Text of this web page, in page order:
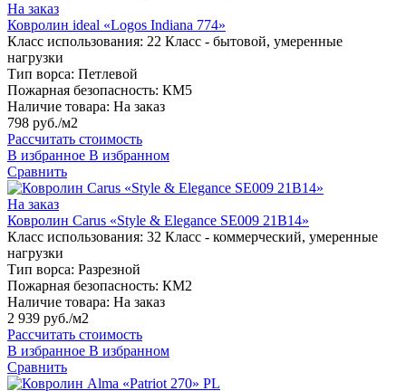
На заказ
Ковролин ideal «Logos Indiana 774»
Класс использования: 22 Класс - бытовой, умеренные
нагрузки
Тип ворса: Петлевой
Пожарная безопасность: КМ5
Наличие товара: На заказ
798 руб./м2
Рассчитать стоимость
В избранное В избранном
Сравнить
На заказ
Ковролин Carus «Style & Elegance SE009 21B14»
Класс использования: 32 Класс - коммерческий, умеренные
нагрузки
Тип ворса: Разрезной
Пожарная безопасность: КМ2
Наличие товара: На заказ
2 939 руб./м2
Рассчитать стоимость
В избранное В избранном
Сравнить